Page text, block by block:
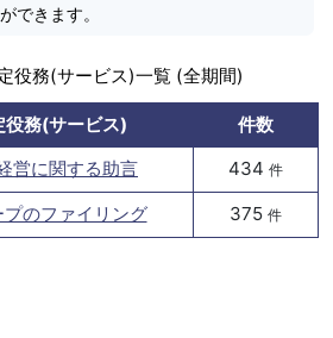
できます。
役務(サービス)一覧 (全期間)
役務(サービス)
件数
営に関する助言
434 件
のファイリング 375 件